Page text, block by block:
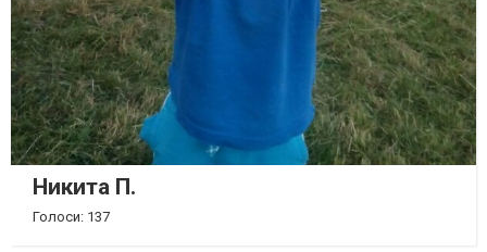
Никита П.
Голоси: 137